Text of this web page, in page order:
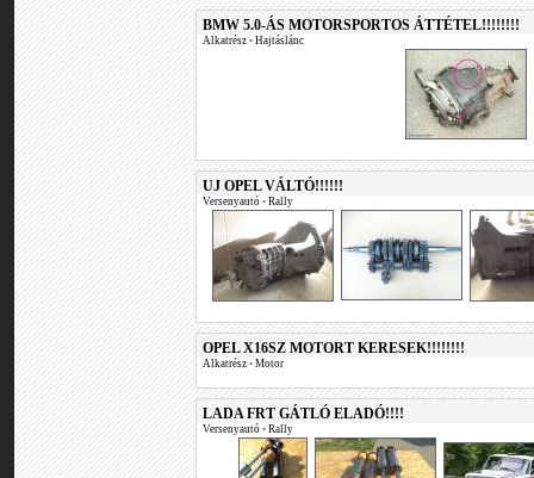
BMW 5.0-ÁS MOTORSPORTOS ÁTTÉTEL!!!!!!!!
Alkatrész • Hajtáslánc
UJ OPEL VÁLTÓ!!!!!!
Versenyautó • Rally
OPEL X16SZ MOTORT KERESEK!!!!!!!!
Alkatrész • Motor
LADA FRT GÁTLÓ ELADÓ!!!!
Versenyautó • Rally